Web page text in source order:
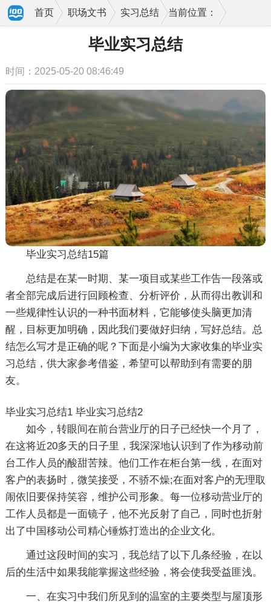
当前位置：
首页 职场文书 实习总结
毕业实习总结
时间：2025-05-20 08:46:49
毕业实习总结15篇
总结是在某一时期、某一项目或某些工作告一段落或
者全部完成后进行回顾检查、分析评价，从而得出教训和
一些规律性认识的一种书面材料，它能够使头脑更加清
醒，目标更加明确，因此我们要做好归纳，写好总结。总
结怎么写才是正确的呢？下面是小编为大家收集的毕业实
习总结，供大家参考借鉴，希望可以帮助到有需要的朋
友。
毕业实习总结1
如今，转眼间在前台营业厅的日子已经快一个月了，
在这将近20多天的日子里，我深深地认识到了作为移动前
台工作人员的酸甜苦辣。他们工作在柜台第一线，在面对
客户的表扬时，微笑接受，不骄不燥;在面对客户的无理取
闹依旧要保持笑容，维护公司形象。每一位移动营业厅的
工作人员都是一面镜子，他不光反射了自己，同时也折射
出了中国移动公司精心锤炼打造出的企业文化。
通过这段时间的实习，我总结了以下几条经验，在以
后的生活中如果我能掌握这些经验，将会使我受益匪浅。
一、在实习中我们所见到的温室的主要类型与屋顶形
毕业实习总结2